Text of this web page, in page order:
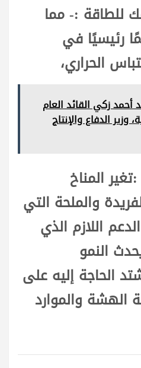
للطاقة :- مما
رئيسيًا في
الحراري،
زكي القائد العام
الدفاع والإنتاج
المناخ
والملحة التي
اللازم الذي
النمو
الحاجة إليه على
الهشة والموارد